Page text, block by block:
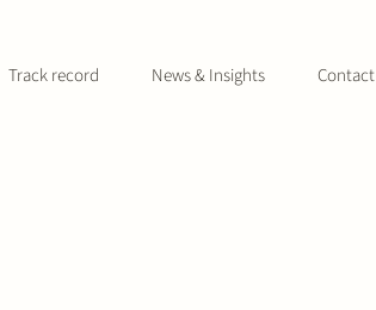
Track record News & Insights Contact